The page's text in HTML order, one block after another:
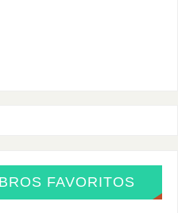
FAVORITOS